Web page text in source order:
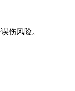
伤风险。